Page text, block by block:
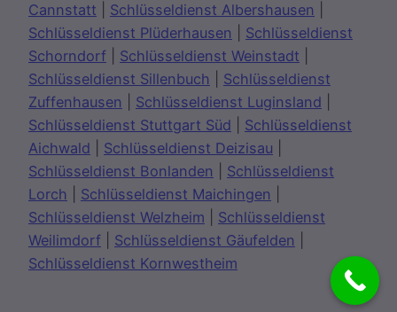
Cannstatt
Schlüsseldienst Albershausen
Schlüsseldienst Plüderhausen
Schlüsseldienst
Schorndorf
Schlüsseldienst Weinstadt
Schlüsseldienst Sillenbuch
Schlüsseldienst
Zuffenhausen
Schlüsseldienst Luginsland
Schlüsseldienst Stuttgart Süd
Schlüsseldienst
Aichwald
Schlüsseldienst Deizisau
Schlüsseldienst Bonlanden
Schlüsseldienst
Lorch
Schlüsseldienst Maichingen
Schlüsseldienst Welzheim
Schlüsseldienst
Weilimdorf
Schlüsseldienst Gäufelden
Schlüsseldienst Kornwestheim